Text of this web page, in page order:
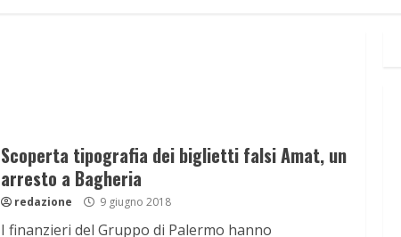
Scoperta tipografia dei biglietti falsi Amat, un
arresto a Bagheria
redazione 9 giugno 2018
I finanzieri del Gruppo di Palermo hanno